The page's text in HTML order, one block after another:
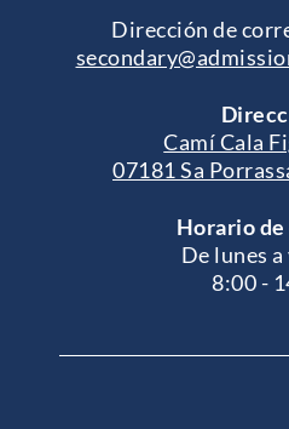
Dirección de
Camí Cala
07181 Sa
Horario
De lunes
8:00 -